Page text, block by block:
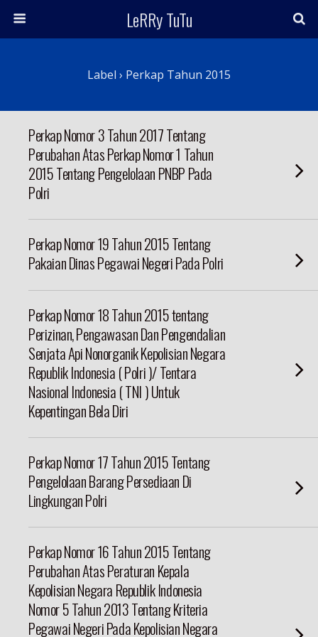
LeRRy TuTu
Label › Perkap Tahun 2015
Perkap Nomor 3 Tahun 2017 Tentang
Perubahan Atas Perkap Nomor 1 Tahun
2015 Tentang Pengelolaan PNBP Pada
Polri
Perkap Nomor 19 Tahun 2015 Tentang
Pakaian Dinas Pegawai Negeri Pada Polri
Perkap Nomor 18 Tahun 2015 tentang
Perizinan, Pengawasan Dan Pengendalian
Senjata Api Nonorganik Kepolisian Negara
Republik Indonesia ( Polri )/ Tentara
Nasional Indonesia ( TNI ) Untuk
Kepentingan Bela Diri
Perkap Nomor 17 Tahun 2015 Tentang
Pengelolaan Barang Persediaan Di
Lingkungan Polri
Perkap Nomor 16 Tahun 2015 Tentang
Perubahan Atas Peraturan Kepala
Kepolisian Negara Republik Indonesia
Nomor 5 Tahun 2013 Tentang Kriteria
Pegawai Negeri Pada Kepolisian Negara